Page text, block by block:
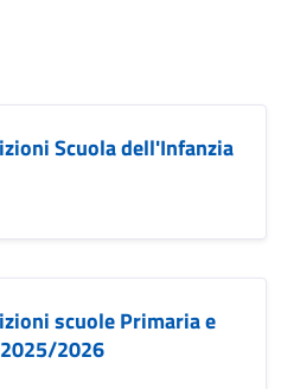
Scuola dell'Infanzia
scuole Primaria e
2026